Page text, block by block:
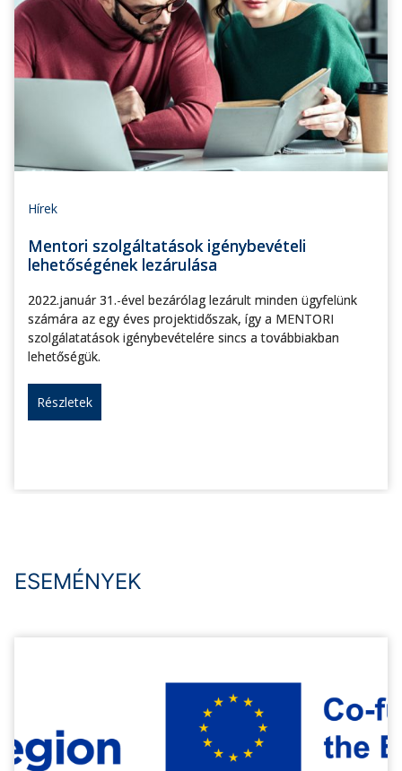
Hírek
Mentori szolgáltatások igénybevételi
lehetőségének lezárulása
2022.január 31.-ével bezárólag lezárult minden ügyfelünk
számára az egy éves projektidőszak, így a MENTORI
szolgálatatások igénybevételére sincs a továbbiakban
lehetőségük.
Részletek
ESEMÉNYEK